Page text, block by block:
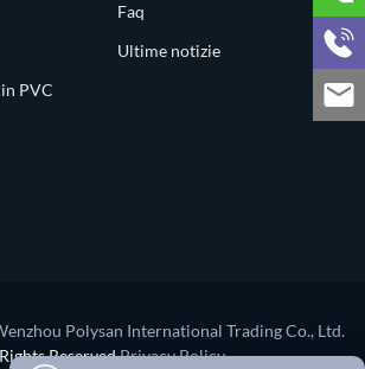
PVC
Faq
Ultime notizie
Polysan International Trading Co., Ltd.
ReservedPrivacy Policy